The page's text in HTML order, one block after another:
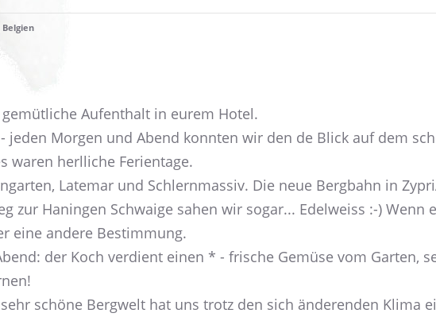
Belgien
Aufenthalt in eurem Hotel.
jeden Morgen und Abend konnten wir den de Blick auf dem
waren herlliche Ferientage.
Latemar und Schlernmassiv. Die neue Bergbahn in
zur Haningen Schwaige sahen wir sogar... Edelweiss :-) Wenn
eine andere Bestimmung.
der Koch verdient einen * - frische Gemüse vom Garten,
schöne Bergwelt hat uns trotz den sich änderenden Klima